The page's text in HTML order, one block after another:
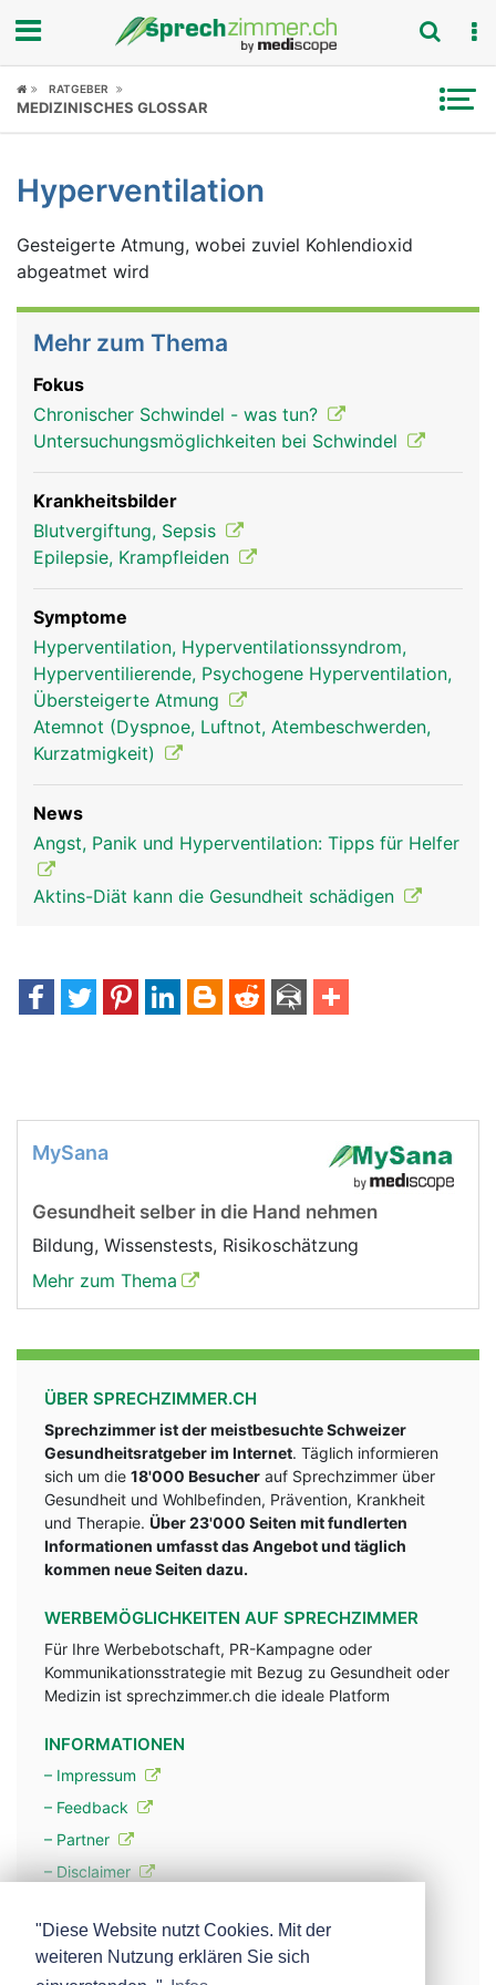
Fokus
Symptome
Untersuchungen
News
Ratgeber
Rubriken
RATGEBER
MEDIZINISCHES GLOSSAR
Hyperventilation
Gesteigerte Atmung, wobei zuviel Kohlendioxid
abgeatmet wird
Mehr zum Thema
Fokus
Chronischer Schwindel - was tun?
Untersuchungsmöglichkeiten bei Schwindel
Krankheitsbilder
Blutvergiftung, Sepsis
Epilepsie, Krampfleiden
Symptome
Hyperventilation, Hyperventilationssyndrom,
Hyperventilierende, Psychogene Hyperventilation,
Übersteigerte Atmung
Atemnot (Dyspnoe, Luftnot, Atembeschwerden,
Kurzatmigkeit)
News
Angst, Panik und Hyperventilation: Tipps für Helfer
Aktins-Diät kann die Gesundheit schädigen
MySana
Gesundheit selber in die Hand nehmen
Bildung, Wissenstests, Risikoschätzung
Mehr zum Thema
ÜBER SPRECHZIMMER.CH
Sprechzimmer ist der meistbesuchte Schweizer
Gesundheitsratgeber im Internet. Täglich informieren
sich um die 18'000 Besucher auf Sprechzimmer über
Gesundheit und Wohlbefinden, Prävention, Krankheit
und Therapie. Über 23'000 Seiten mit fundlerten
Informationen umfasst das Angebot und täglich
kommen neue Seiten dazu.
WERBEMÖGLICHKEITEN AUF SPRECHZIMMER
Für Ihre Werbebotschaft, PR-Kampagne oder
Kommunikationsstrategie mit Bezug zu Gesundheit oder
Medizin ist sprechzimmer.ch die ideale Platform
INFORMATIONEN
– Impressum
– Feedback
– Partner
– Disclaimer
– Werbung
"Diese Website nutzt Cookies. Mit der
weiteren Nutzung erklären Sie sich